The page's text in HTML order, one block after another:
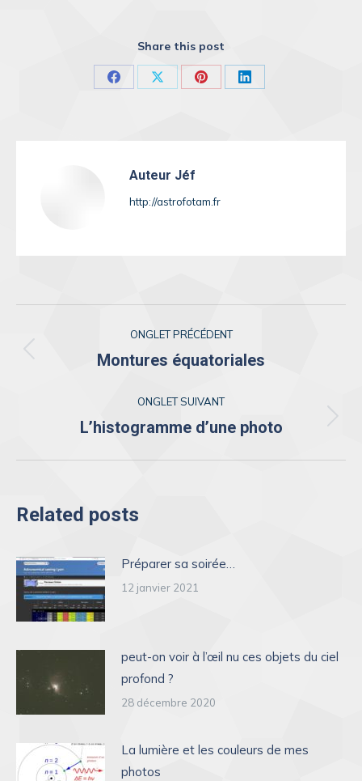
Share this post
Share Share Share Share
Auteur Jéf
http://astrofotam.fr
Navigation
de
commentaire
ONGLET PRÉCÉDENT
Onglet
Montures équatoriales
ONGLET SUIVANT
Onglet
L’histogramme d’une photo
Related posts
Préparer sa soirée…
12 janvier 2021
peut-on voir à l’œil nu ces objets du ciel
profond ?
28 décembre 2020
La lumière et les couleurs de mes
photos